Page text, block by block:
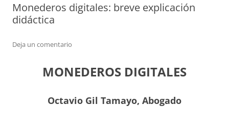
Monederos digitales: breve explicación
didáctica
Deja un comentario
MONEDEROS DIGITALES
Octavio Gil Tamayo, Abogado